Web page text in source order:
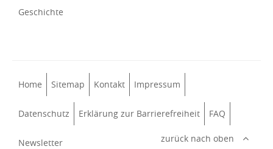
Geschichte
Home Sitemap Kontakt Impressum
Datenschutz Erklärung zur Barrierefreiheit FAQ
Newsletter zurück nach oben